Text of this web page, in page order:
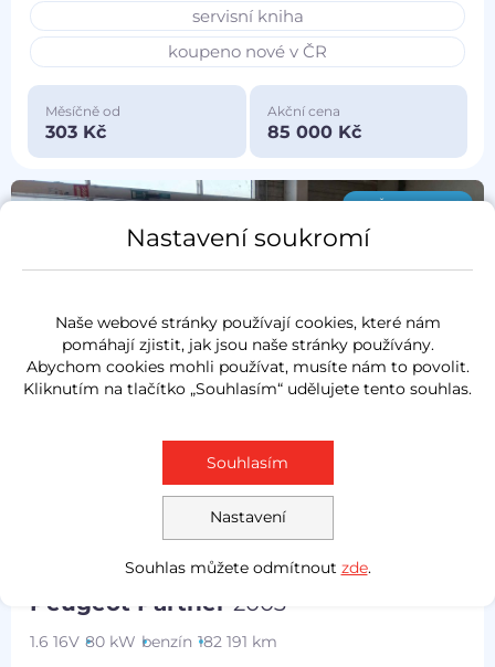
servisní kniha
koupeno nové v ČR
Měsíčně od
303 Kč
Akční cena
85 000 Kč
NOVĚ VYKOUPENO
Prověřeno
Peugeot Partner2003
1.6 16V 80 kW benzín 182 191 km
Nastavení soukromí
Naše webové stránky používají cookies, které nám
pomáhají zjistit, jak jsou naše stránky používány.
Abychom cookies mohli používat, musíte nám to povolit.
Kliknutím na tlačítko „Souhlasím“ udělujete tento souhlas.
Nastavení
Souhlasím
Souhlas můžete odmítnout zde.